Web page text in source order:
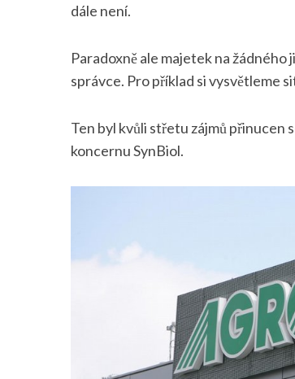
dále není.
Paradoxně ale majetek na
správce. Pro příklad si vysvětleme
Ten byl kvůli střetu zájmů
koncernu SynBiol.
: